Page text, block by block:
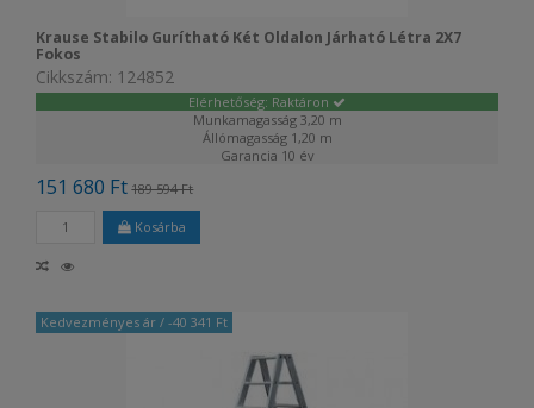
Krause Stabilo Gurítható Két Oldalon Járható Létra 2X7
Fokos
Cikkszám: 124852
Elérhetőség: Raktáron
Munkamagasság 3,20 m
Állómagasság 1,20 m
Garancia 10 év
151 680 Ft 189 594 Ft
Kosárba
Kedvezményes ár/ -40 341 Ft